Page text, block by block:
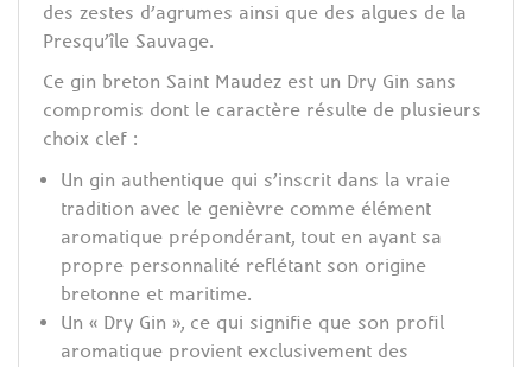
des zestes d’agrumes ainsi que des algues de la
Presqu’île Sauvage.
Ce gin breton Saint Maudez est un Dry Gin sans
compromis dont le caractère résulte de plusieurs
choix clef :
Un gin authentique qui s’inscrit dans la vraie
tradition avec le genièvre comme élément
aromatique prépondérant, tout en ayant sa
propre personnalité reflétant son origine
bretonne et maritime.
Un « Dry Gin », ce qui signifie que son profil
aromatique provient exclusivement des